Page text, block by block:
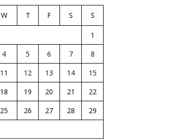
W T F S S
1
4 5 6 7
8
11 12 13 14
15
18 19 20 21
22
25 26 27 28
29